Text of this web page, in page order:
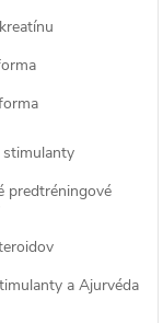
stimulanty
predtréningové
a Ajurvéda